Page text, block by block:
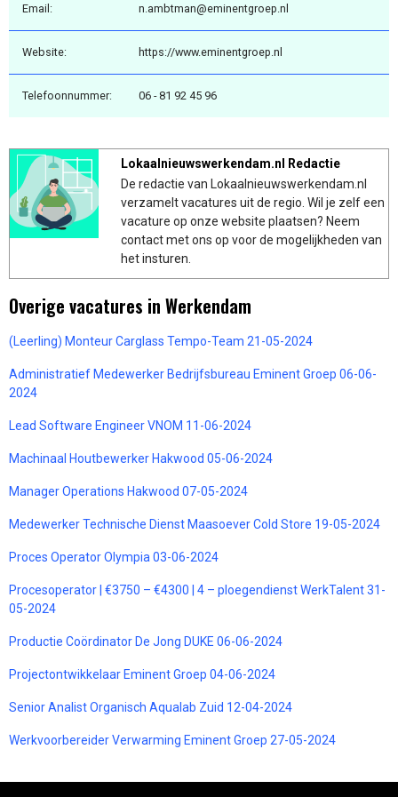
Email: n.ambtman@eminentgroep.nl
Website: https://www.eminentgroep.nl
Telefoonnummer: 06 - 81 92 45 96
Lokaalnieuwswerkendam.nl Redactie
De redactie van Lokaalnieuwswerkendam.nl
verzamelt vacatures uit de regio. Wil je zelf een
vacature op onze website plaatsen? Neem
contact met ons op voor de mogelijkheden van
het insturen.
Overige vacatures in Werkendam
(Leerling) Monteur Carglass Tempo-Team 21-05-2024
Administratief Medewerker Bedrijfsbureau Eminent Groep 06-06-
2024
Lead Software Engineer VNOM 11-06-2024
Machinaal Houtbewerker Hakwood 05-06-2024
Manager Operations Hakwood 07-05-2024
Medewerker Technische Dienst Maasoever Cold Store 19-05-2024
Proces Operator Olympia 03-06-2024
Procesoperator | €3750 – €4300 | 4 – ploegendienst WerkTalent 31-
05-2024
Productie Coördinator De Jong DUKE 06-06-2024
Projectontwikkelaar Eminent Groep 04-06-2024
Senior Analist Organisch Aqualab Zuid 12-04-2024
Werkvoorbereider Verwarming Eminent Groep 27-05-2024